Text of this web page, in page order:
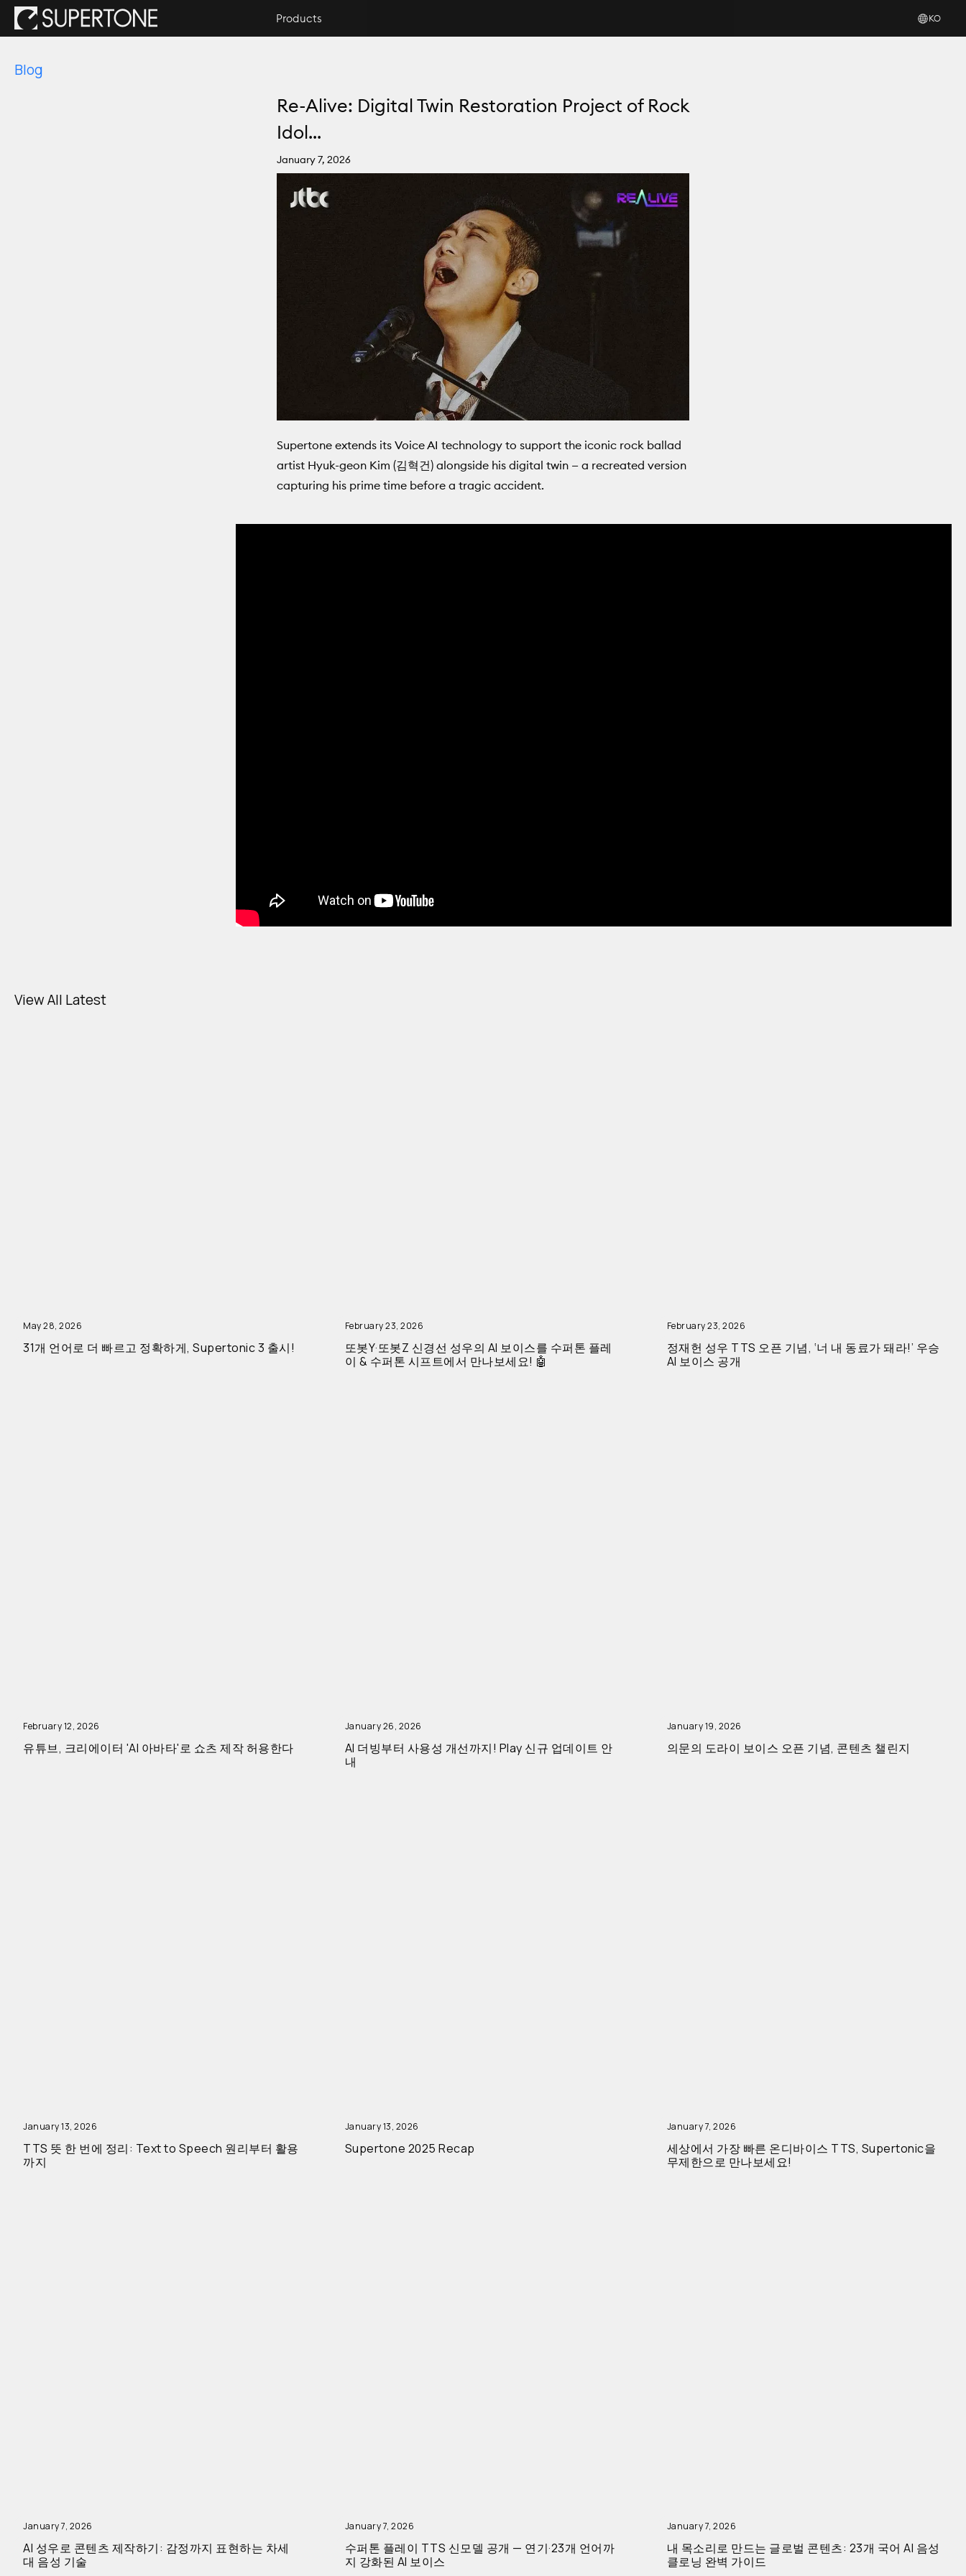
Products KO
Blog
Re-Alive: Digital Twin Restoration Project of Rock
Idol...
January 7, 2026
Supertone extends its Voice AI technology to support the iconic rock ballad
artist Hyuk-geon Kim (김혁건) alongside his digital twin — a recreated version
capturing his prime time before a tragic accident.
View All Latest
May 28, 2026
31개 언어로 더 빠르고 정확하게, Supertonic 3 출시!
February 23, 2026
또봇Y·또봇Z 신경선 성우의 AI 보이스를 수퍼톤 플레
이 & 수퍼톤 시프트에서 만나보세요! 🤖
February 23, 2026
정재헌 성우 TTS 오픈 기념, ‘너 내 동료가 돼라!’ 우승
AI 보이스 공개
February 12, 2026
유튜브, 크리에이터 'AI 아바타'로 쇼츠 제작 허용한다
January 26, 2026
AI 더빙부터 사용성 개선까지! Play 신규 업데이트 안
내
January 19, 2026
의문의 도라이 보이스 오픈 기념, 콘텐츠 챌린지
January 13, 2026
TTS 뜻 한 번에 정리: Text to Speech 원리부터 활용
까지
January 13, 2026
Supertone 2025 Recap
January 7, 2026
세상에서 가장 빠른 온디바이스 TTS, Supertonic을
무제한으로 만나보세요!
January 7, 2026
AI 성우로 콘텐츠 제작하기: 감정까지 표현하는 차세
대 음성 기술
January 7, 2026
수퍼톤 플레이 TTS 신모델 공개 — 연기·23개 언어까
지 강화된 AI 보이스
January 7, 2026
내 목소리로 만드는 글로벌 콘텐츠: 23개 국어 AI 음성
클로닝 완벽 가이드